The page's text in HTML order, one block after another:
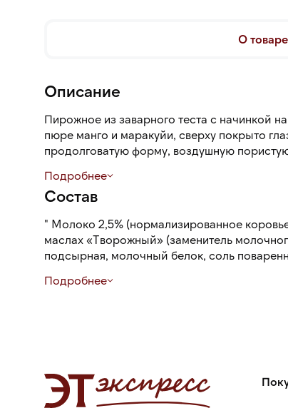
О товаре
Описание
Пирожное из заварного теста с начинкой
пюре манго и маракуйи, сверху покрыто
продолговатую форму, воздушную
Подробнее
Состав
" Молоко 2,5% (нормализированное
маслах «Творожный» (заменитель
подсырная, молочный белок, соль поваренная пищевая, загуститель
куриное, вода питьевая, сахар, полуфабрикат кондитерский пастообразный
модифицированном виде (пальмовое масло и его фракции, подсолнечное
масло), вода, эмульгаторы (Е471, Е475), соль пищевая, ароматизатор «Сливки-
Подробнее